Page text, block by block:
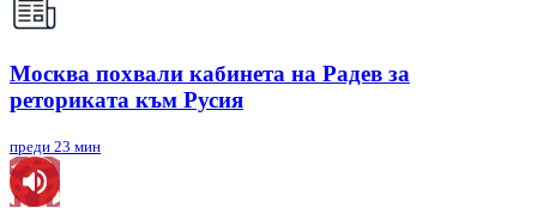
Москва похвали кабинета на Радев за
реториката към Русия
преди 23 мин